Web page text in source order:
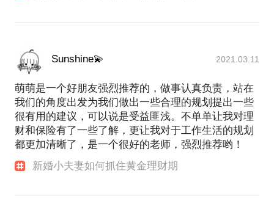
Sunshine💫 2021.03.11
萌萌是一个好朋友强烈推荐的，做事认真负责，站在
我们的角度出发为我们做出一些合理的规划提出一些
很有用的建议，可以说是受益匪浅。不单单让我对理
财和保险有了一些了解，更让我对于工作生活的规划
都更加清晰了，是一个很好的老师，强烈推荐哟！
新婚小夫妻如何抓住黄金理财期